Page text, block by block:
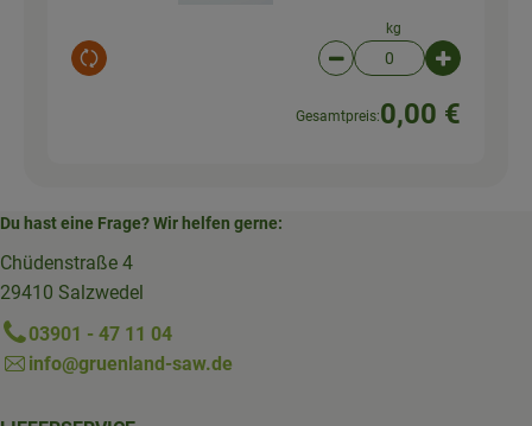
Auswahl ändern
kg
Artikelanzahl
Gesamtpreis:0,00 €
Du hast eine Frage? Wir helfen gerne:
Chüdenstraße 4
29410 Salzwedel
03901 - 47 11 04
info@gruenland-saw.de